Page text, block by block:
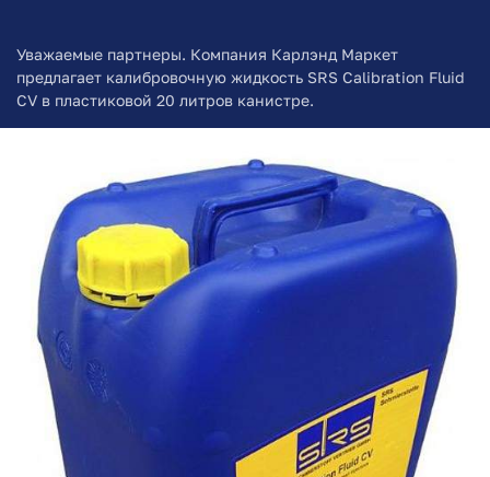
Уважаемые партнеры. Компания Карлэнд Маркет
предлагает калибровочную жидкость SRS Calibration Fluid
CV в пластиковой 20 литров канистре.